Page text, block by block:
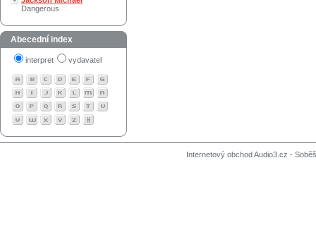
Dangerous
Abecední index
interpret vydavatel
Internetový obchod Audio3.cz -